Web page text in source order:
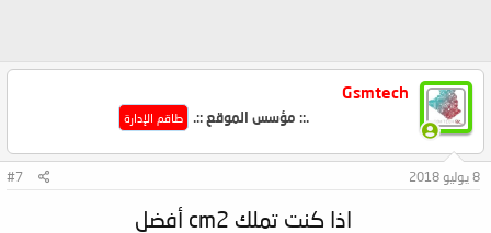
Gsmtech
.:: مؤسس الموقع ::. طاقم الإدارة
8 يوليو 2018 #7
اذا كنت تملك cm2 أفضل